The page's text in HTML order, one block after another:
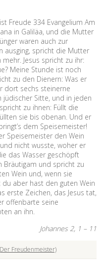
Freude 334 Evangelium Am
in Galiläa, und die Mutter
waren auch zur
ausging, spricht die Mutter
Jesus spricht zu ihr:
Meine Stunde ist noch
zu den Dienern: Was er
dort sechs steinerne
jüdischer Sitte, und in jeden
zu ihnen: Füllt die
sie bis obenan. Und er
dem Speisemeister!
Speisemeister den Wein
nicht wusste, woher er
das Wasser geschöpft
Bräutigam und spricht zu
Wein und, wenn sie
aber hast den guten Wein
erste Zeichen, das Jesus tat,
offenbarte seine
an ihn.
Johannes 2, 1 – 11
Freudenmeister)